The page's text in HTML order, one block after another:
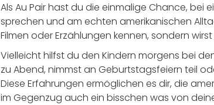
Als Au Pair hast du die einmalige Chance, bei
sprechen und am echten amerikanischen
Filmen oder Erzählungen kennen, sondern
Vielleicht hilfst du den Kindern morgens bei
zu Abend, nimmst an Geburtstagsfeiern teil
Diese Erfahrungen ermöglichen es dir, die
im Gegenzug auch ein bisschen was von